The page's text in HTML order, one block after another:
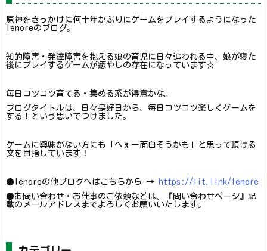
原神をきっかけに何十年かぶりにゲームをプレイするようになった
lenoreのブログ。
知的障害・発達障害を抱える娘の育児に日々追われる中、娘が寝た
後にプレイするゲームが癒やしの存在になっています☆
毎日コツコツ育てる・集める系が得意かな。
ブログタイトルは、日々是好日から、毎日コツコツ楽しくゲームを
する！という思いでつけました。
ゲームに興味がない方にも「へぇー面白そうかも」と思って頂ける
文を目指しています！
●lenoreの他ブログへはこちらから →
https://lit.link/lenore
●お問い合わせ・お仕事のご依頼などは、『問い合わせページ』記
載のメールアドレスまでよろしくお願いいたします。